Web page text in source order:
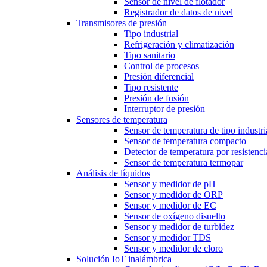
Registrador de datos de nivel
Transmisores de presión
Tipo industrial
Refrigeración y climatización
Tipo sanitario
Control de procesos
Presión diferencial
Tipo resistente
Presión de fusión
Interruptor de presión
Sensores de temperatura
Sensor de temperatura de tipo
Sensor de temperatura compacto
Detector de temperatura por
Sensor de temperatura termopar
Análisis de líquidos
Sensor y medidor de pH
Sensor y medidor de ORP
Sensor y medidor de EC
Sensor de oxígeno disuelto
Sensor y medidor de turbidez
Sensor y medidor TDS
Sensor y medidor de cloro
Solución IoT inalámbrica